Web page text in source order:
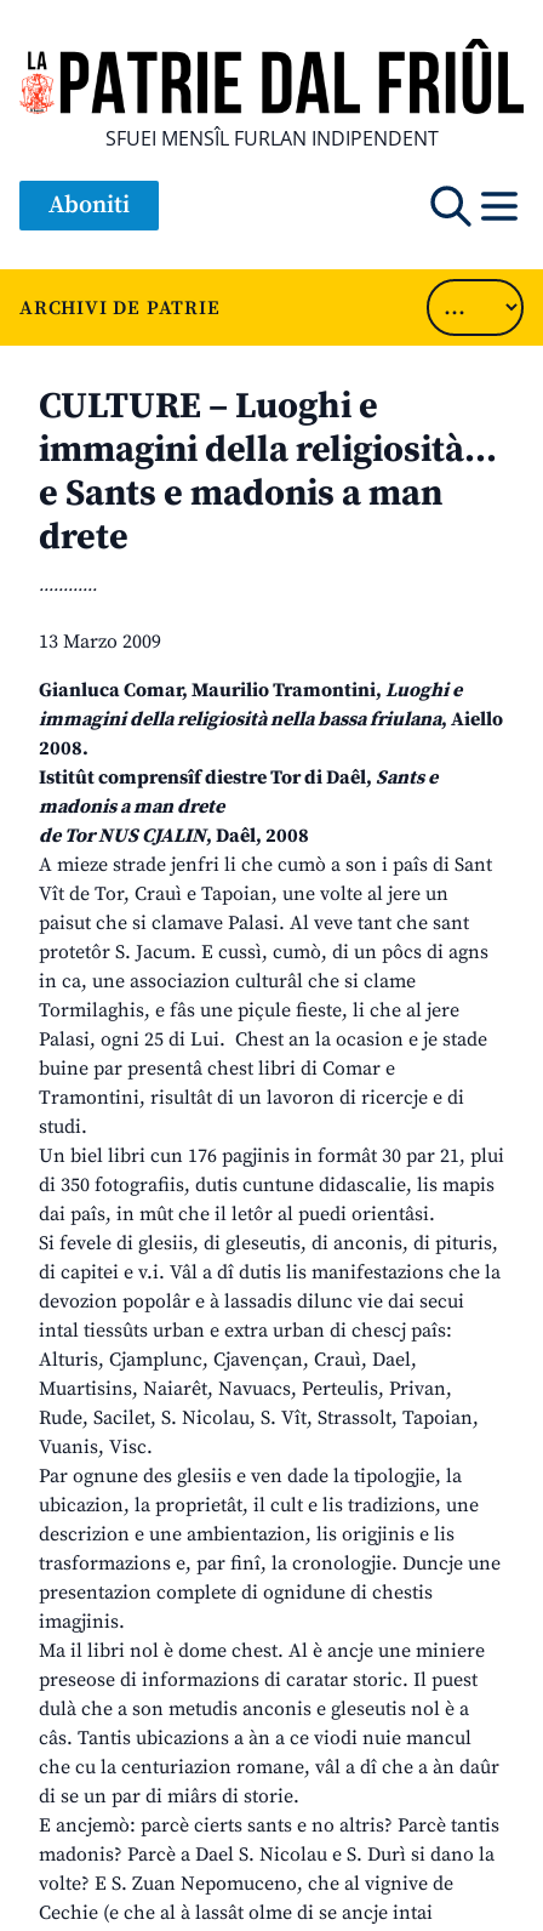
SFUEI MENSÎL FURLAN INDIPENDENT
Aboniti
ARCHIVI DE PATRIE
CULTURE – Luoghi e
immagini della religiosità…
e Sants e madonis a man
drete
............
13 Marzo 2009
Gianluca Comar, Maurilio Tramontini, Luoghi e
immagini della religiosità nella bassa friulana, Aiello
2008.
Istitût comprensîf diestre Tor di Daêl, Sants e
madonis a man drete
de Tor NUS CJALIN, Daêl, 2008
A mieze strade jenfri li che cumò a son i paîs di Sant
Vît de Tor, Crauì e Tapoian, une volte al jere un
paisut che si clamave Palasi. Al veve tant che sant
protetôr S. Jacum. E cussì, cumò, di un pôcs di agns
in ca, une associazion culturâl che si clame
Tormilaghis, e fâs une piçule fieste, li che al jere
Palasi, ogni 25 di Lui. Chest an la ocasion e je stade
buine par presentâ chest libri di Comar e
Tramontini, risultât di un lavoron di ricercje e di
studi.
Un biel libri cun 176 pagjinis in formât 30 par 21, plui
di 350 fotografiis, dutis cuntune didascalie, lis mapis
dai paîs, in mût che il letôr al puedi orientâsi.
Si fevele di glesiis, di gleseutis, di anconis, di pituris,
di capitei e v.i. Vâl a dî dutis lis manifestazions che la
devozion popolâr e à lassadis dilunc vie dai secui
intal tiessûts urban e extra urban di chescj paîs:
Alturis, Cjamplunc, Cjavençan, Crauì, Dael,
Muartisins, Naiarêt, Navuacs, Perteulis, Privan,
Rude, Sacilet, S. Nicolau, S. Vît, Strassolt, Tapoian,
Vuanis, Visc.
Par ognune des glesiis e ven dade la tipologjie, la
ubicazion, la proprietât, il cult e lis tradizions, une
descrizion e une ambientazion, lis origjinis e lis
trasformazions e, par finî, la cronologjie. Duncje une
presentazion complete di ognidune di chestis
imagjinis.
Ma il libri nol è dome chest. Al è ancje une miniere
preseose di informazions di caratar storic. Il puest
dulà che a son metudis anconis e gleseutis nol è a
câs. Tantis ubicazions a àn a ce viodi nuie mancul
che cu la centuriazion romane, vâl a dî che a àn daûr
di se un par di miârs di storie.
E ancjemò: parcè cierts sants e no altris? Parcè tantis
madonis? Parcè a Dael S. Nicolau e S. Durì si dano la
volte? E S. Zuan Nepomuceno, che al vignive de
Cechie (e che al à lassât olme di se ancje intai